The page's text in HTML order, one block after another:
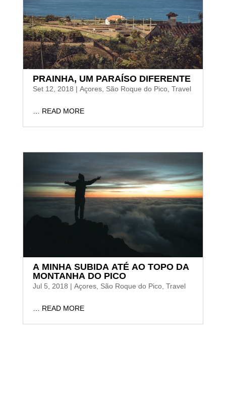
PRAINHA, UM PARAÍSO DIFERENTE
Set 12, 2018 | Açores, São Roque do Pico, Travel
… READ MORE
A MINHA SUBIDA ATÉ AO TOPO DA
MONTANHA DO PICO
Jul 5, 2018 | Açores, São Roque do Pico, Travel
… READ MORE